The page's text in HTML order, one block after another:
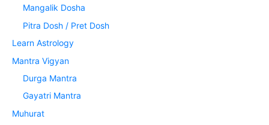
Mangalik Dosha
Pitra Dosh / Pret Dosh
Learn Astrology
Mantra Vigyan
Durga Mantra
Gayatri Mantra
Muhurat